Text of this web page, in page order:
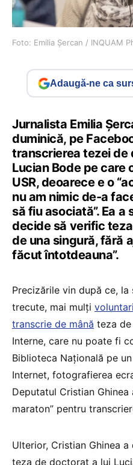
Foto: Emilia Șercan / INQUAM
Adaugă-ne ca
Jurnalista Emilia
duminică, pe
transcrierea tezei
Lucian Bode pe care
USR, deoarece e o
nu am nimic de-a
să fiu asociată”. Ea a
decide să verific
de una singură, fără
făcut întotdeauna”.
Precizările vin după ce,
trecute, mai mulți
transcrie de mână teza
Interne, care nu poate fi
Biblioteca Națională pe
Internet, fotografierea
Deputatul Cristian Ghinea
maraton” pentru
Ulterior, Cristian Ghinea
teza de doctorat a lui